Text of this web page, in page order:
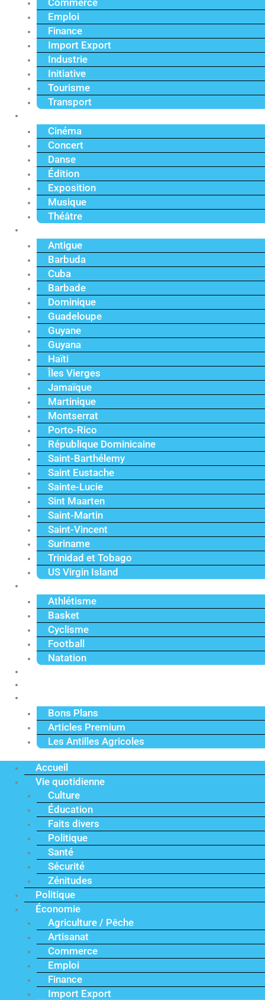
Commerce
Emploi
Finance
Import Export
Industrie
Initiative
Tourisme
Transport
Cinéma
Concert
Danse
Édition
Exposition
Musique
Théâtre
Antigue
Barbuda
Cuba
Barbade
Dominique
Guadeloupe
Guyane
Guyana
Haïti
Îles Vierges
Jamaïque
Martinique
Montserrat
Porto-Rico
République Dominicaine
Saint-Barthélemy
Saint Eustache
Sainte-Lucie
Sint Maarten
Saint-Martin
Saint-Vincent
Suriname
Trinidad et Tobago
US Virgin Island
Athlétisme
Basket
Cyclisme
Football
Natation
Bons Plans
Articles Premium
Les Antilles Agricoles
Accueil
Vie quotidienne
Culture
Éducation
Faits divers
Politique
Santé
Sécurité
Zénitudes
Politique
Économie
Agriculture / Pêche
Artisanat
Commerce
Emploi
Finance
Import Export